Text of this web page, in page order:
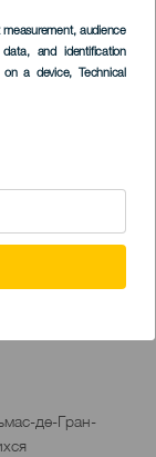
measurement, audience
and identification
on a device, Technical
де-Гран-